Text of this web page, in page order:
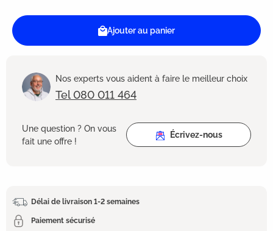
Ajouter au panier
Nos experts vous aident à faire le meilleur choix
Tel 080 011 464
Une question ? On vous
fait une offre !
Écrivez-nous
Délai de livraison 1-2 semaines
Paiement sécurisé